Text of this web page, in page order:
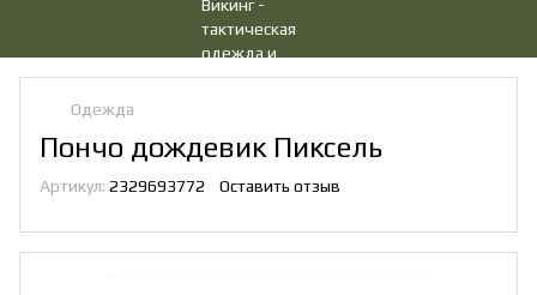
Одежда
Пончо дождевик Пиксель
Артикул: 2329693772 Оставить отзыв